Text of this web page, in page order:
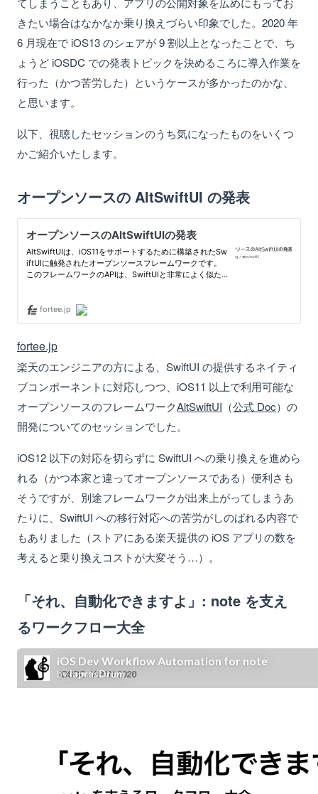
きたい場合はなかなか乗り換えづらい印象でした。2020 年
6 月現在で iOS13 のシェアが 9 割以上となったことで、ち
ょうど iOSDC での発表トピックを決めるころに導入作業を
行った（かつ苦労した）というケースが多かったのかな、
と思います。
以下、視聴したセッションのうち気になったものをいくつ
かご紹介いたします。
オープンソースの AltSwiftUI の発表
fortee.jp
楽天のエンジニアの方による、SwiftUI の提供するネイティ
ブコンポーネントに対応しつつ、iOS11 以上で利用可能な
オープンソースのフレームワークAltSwiftUI （公式 Doc）の
開発についてのセッションでした。
iOS12 以下の対応を切らずに SwiftUI への乗り換えを進めら
れる（かつ本家と違ってオープンソースである）便利さも
そうですが、別途フレームワークが出来上がってしまうあ
たりに、SwiftUI への移行対応への苦労がしのばれる内容で
もありました（ストアにある楽天提供の iOS アプリの数を
考えると乗り換えコストが大変そう…）。
「それ、自動化できますよ」: note を支え
るワークフロー大全